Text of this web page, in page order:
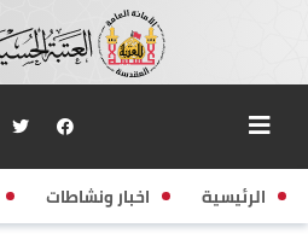
الرئيسية اخبار ونشاطات